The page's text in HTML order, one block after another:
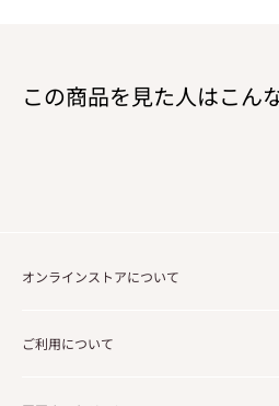
この商品を見た人はこん
オンラインストアについて
送料について
ご利用について